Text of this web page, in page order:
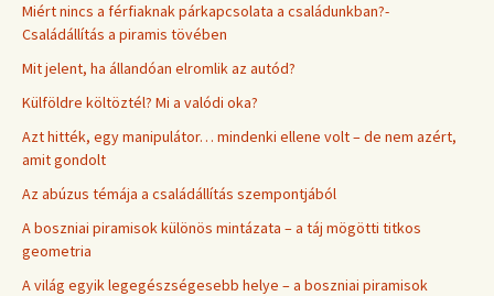
Miért nincs a férfiaknak párkapcsolata a családunkban?-
Családállítás a piramis tövében
Mit jelent, ha állandóan elromlik az autód?
Külföldre költöztél? Mi a valódi oka?
Azt hitték, egy manipulátor… mindenki ellene volt – de nem azért,
amit gondolt
Az abúzus témája a családállítás szempontjából
A boszniai piramisok különös mintázata – a táj mögötti titkos
geometria
A világ egyik legegészségesebb helye – a boszniai piramisok